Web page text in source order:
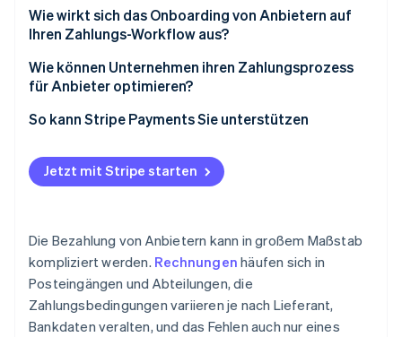
Zahlungsplanung und Methodenauswahl
Zahlungsausführung
Abgleich und Aufbewahrung von Aufzeichnungen
Wie wirkt sich das Onboarding von Anbietern auf
Ihren Zahlungs-Workflow aus?
Wie können Unternehmen ihren Zahlungsprozess
für Anbieter optimieren?
So kann Stripe Payments Sie unterstützen
Jetzt mit Stripe starten
Die Bezahlung von Anbietern kann in großem Maßstab
kompliziert werden. Rechnungen häufen sich in
Posteingängen und Abteilungen, die
Zahlungsbedingungen variieren je nach Lieferant,
Bankdaten veralten, und das Fehlen auch nur eines